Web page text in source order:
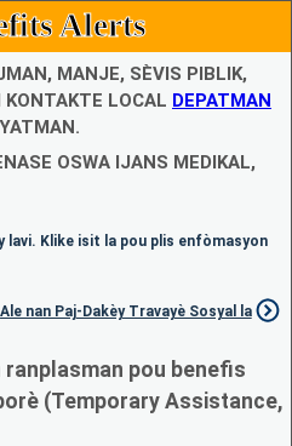
Alerts
MANJE, SÈVIS PIBLIK,
LOCAL DEPATMAN
OSWA IJANS MEDIKAL,
lavi. Klike isit la pou plis enfòmasyon
Ale nan Paj-Dakèy Travayè Sosyal la
ranplasman pou benefis
(Temporary Assistance,